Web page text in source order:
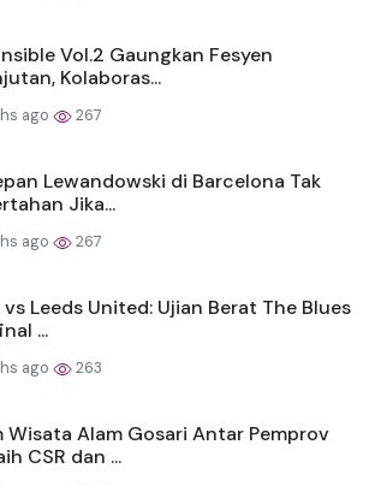
Vol.2 Gaungkan Fesyen
Kolaboras...
ago 267
Lewandowski di Barcelona Tak
Jika...
ago 267
vs Leeds United: Ujian Berat The Blues
...
ago 263
Wisata Alam Gosari Antar Pemprov
CSR dan ...